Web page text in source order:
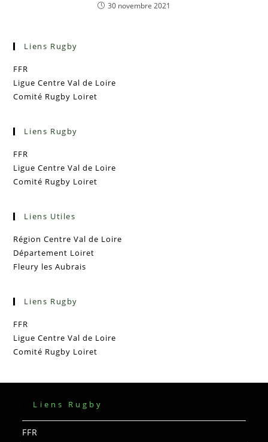
30 novembre 2021
Liens Rugby
FFR
Ligue Centre Val de Loire
Comité Rugby Loiret
Liens Rugby
FFR
Ligue Centre Val de Loire
Comité Rugby Loiret
Liens Utiles
Région Centre Val de Loire
Département Loiret
Fleury les Aubrais
Liens Rugby
FFR
Ligue Centre Val de Loire
Comité Rugby Loiret
Liens Rugby
FFR